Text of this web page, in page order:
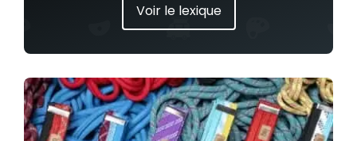
Voir le lexique